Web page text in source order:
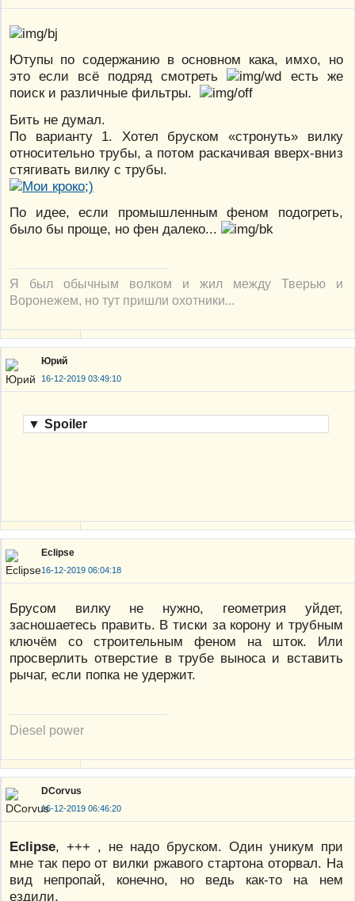
Ютупы по содержанию в основном кака, имхо, но
это если всё подряд смотреть
есть же
поиск и различные фильтры.
Бить не думал.
По варианту 1. Хотел бруском «стронуть» вилку
относительно трубы, а потом раскачивая вверх-вниз
стягивать вилку с трубы.
По идее, если промышленным феном подогреть,
было бы проще, но фен далеко...
Я был обычным волком и жил между Тверью и
Воронежем, но тут пришли охотники...
Юрий
16-12-2019 03:49:10
▼ Spoiler
Eclipse
16-12-2019 06:04:18
Брусом вилку не нужно, геометрия уйдет,
засношаетесь править. В тиски за корону и трубным
ключём со строительным феном на шток. Или
просверлить отверстие в трубе выноса и вставить
рычаг, если попка не удержит.
Diesel power
DCorvus
16-12-2019 06:46:20
Eclipse, +++ , не надо бруском. Один уникум при
мне так перо от вилки ржавого стартона оторвал. На
вид непропай, конечно, но ведь как-то на нем
ездили.